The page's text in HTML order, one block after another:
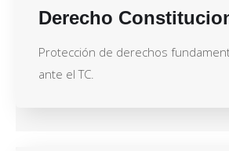
Derecho
Protección de derechos
ante el TC.